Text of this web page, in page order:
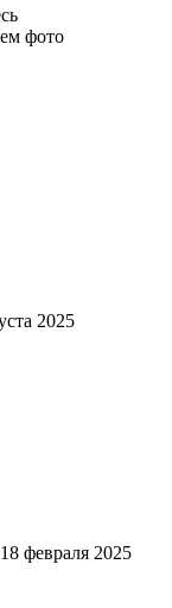
фото
2025
18 февраля 2025